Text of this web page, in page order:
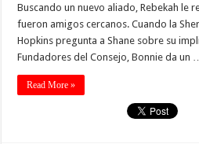
Buscando un nuevo aliado, Rebekah le
fueron amigos cercanos. Cuando la
Hopkins pregunta a Shane sobre su
Fundadores del Consejo, Bonnie da un …
Read More »